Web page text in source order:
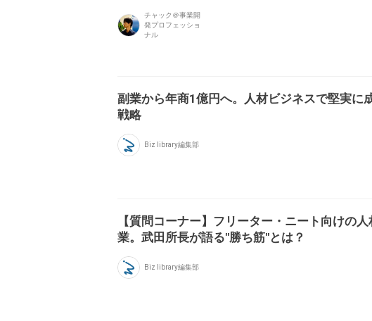
チャック＠事業開
発プロフェッショ
ナル
副業から年商1億円へ。人材ビジネスで堅実に
戦略
Biz library編集部
【質問コーナー】フリーター・ニート向けの
業。武田所長が語る"勝ち筋"とは？
Biz library編集部